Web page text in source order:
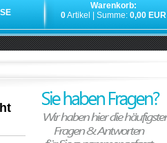
Warenkorb:
0Artikel | Summe: 0,00 EUR